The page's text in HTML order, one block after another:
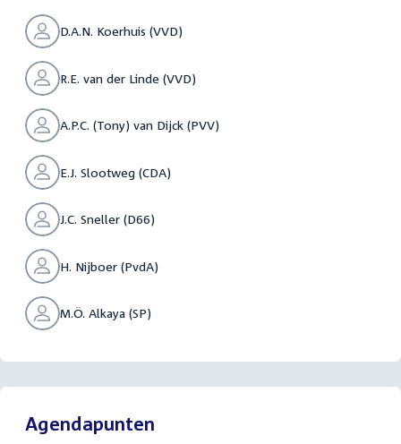
D.A.N. Koerhuis (VVD)
R.E. van der Linde (VVD)
A.P.C. (Tony) van Dijck (PVV)
E.J. Slootweg (CDA)
J.C. Sneller (D66)
H. Nijboer (PvdA)
M.Ö. Alkaya (SP)
Agendapunten